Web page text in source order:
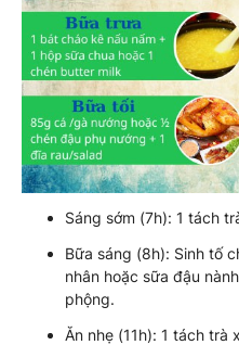
Sáng sớm (7h): 1 tách
Bữa sáng (8h): Sinh tố
nhân hoặc sữa đậu
phộng.
Ăn nhẹ (11h): 1 tách